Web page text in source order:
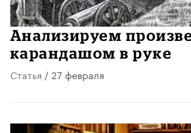
Анализируем
карандашом в руке
Статья / 27 февраля